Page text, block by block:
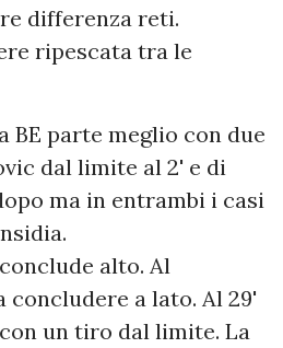
differenza reti.
ripescata tra le
BE parte meglio con due
dal limite al 2' e di
ma in entrambi i casi
alto. Al
concludere a lato. Al 29'
un tiro dal limite. La